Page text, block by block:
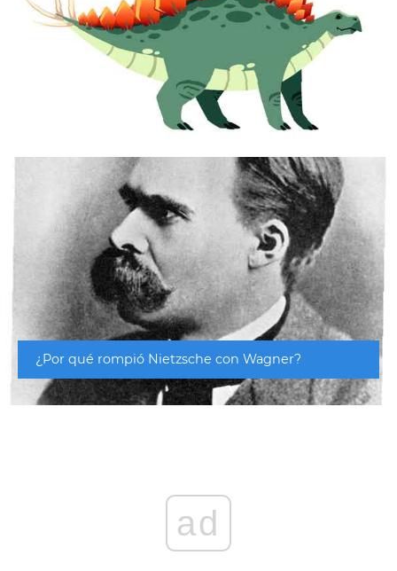
¿Por qué rompió Nietzsche con Wagner?
ad